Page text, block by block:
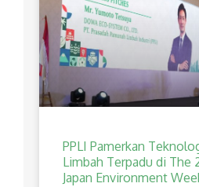
PPLI Pamerkan
Limbah Terpadu di The
Japan Environment